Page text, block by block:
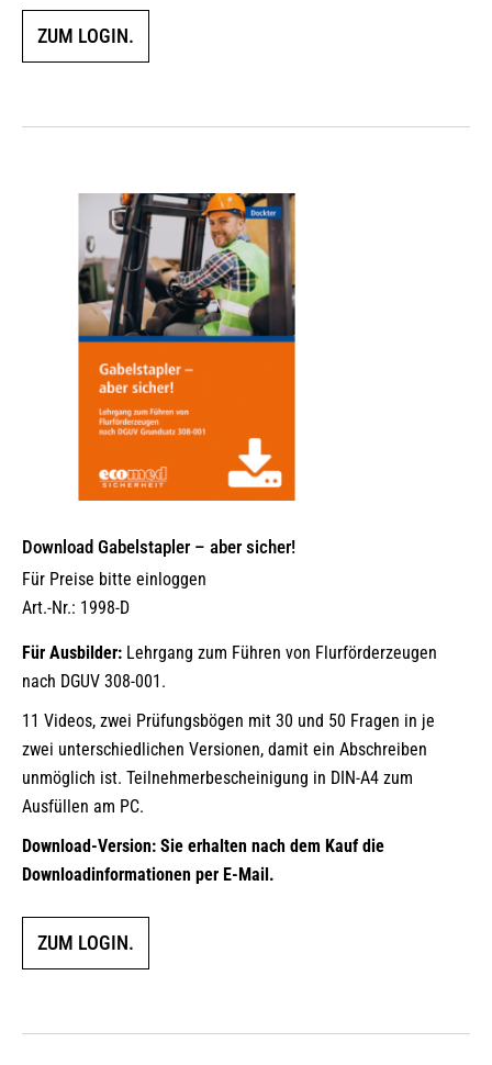
ZUM LOGIN.
Download Gabelstapler – aber sicher!
Für Preise bitte einloggen
Art.-Nr.: 1998-D
Für Ausbilder: Lehrgang zum Führen von Flurförderzeugen
nach DGUV 308-001.
11 Videos, zwei Prüfungsbögen mit 30 und 50 Fragen in je
zwei unterschiedlichen Versionen, damit ein Abschreiben
unmöglich ist. Teilnehmerbescheinigung in DIN-A4 zum
Ausfüllen am PC.
Download-Version: Sie erhalten nach dem Kauf die
Downloadinformationen per E-Mail.
ZUM LOGIN.